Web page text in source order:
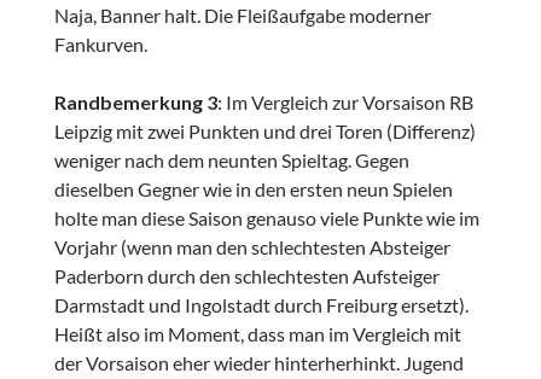
Naja, Banner halt. Die Fleißaufgabe moderner
Fankurven.
Randbemerkung 3: Im Vergleich zur Vorsaison RB
Leipzig mit zwei Punkten und drei Toren (Differenz)
weniger nach dem neunten Spieltag. Gegen
dieselben Gegner wie in den ersten neun Spielen
holte man diese Saison genauso viele Punkte wie im
Vorjahr (wenn man den schlechtesten Absteiger
Paderborn durch den schlechtesten Aufsteiger
Darmstadt und Ingolstadt durch Freiburg ersetzt).
Heißt also im Moment, dass man im Vergleich mit
der Vorsaison eher wieder hinterherhinkt. Jugend